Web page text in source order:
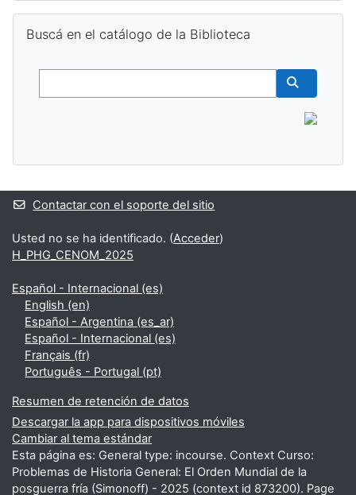
Buscá en el catálogo de la Biblioteca
Buscar
Contactar con el soporte del sitio
Usted no se ha identificado. (Acceder)
H_PHG_CENOM_2025
Español - Internacional ‎(es)‎
English ‎(en)‎
Español - Argentina ‎(es_ar)‎
Español - Internacional ‎(es)‎
Français ‎(fr)‎
Português - Portugal ‎(pt)‎
Resumen de retención de datos
Descargar la app para dispositivos móviles
Cambiar al tema estándar
Esta página es: General type: incourse. Context Curso:
Problemas de Historia General: El Orden Mundial de la
posguerra fría (Simonoff) - 2025 (context id 873200). Page